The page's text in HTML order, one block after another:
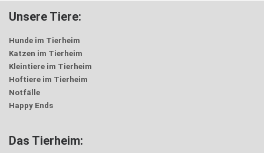
Unsere Tiere:
Hunde im Tierheim
Katzen im Tierheim
Kleintiere im Tierheim
Hoftiere im Tierheim
Notfälle
Happy Ends
Das Tierheim: